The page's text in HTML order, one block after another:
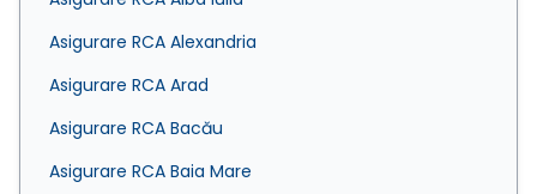
Asigurare RCA Alexandria
Asigurare RCA Arad
Asigurare RCA Bacău
Asigurare RCA Baia Mare